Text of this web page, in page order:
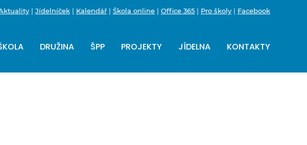
| Jídelníček | Kalendář | Škola online | Office 365 | Pro školy | Facebook
DRUŽINA ŠPP PROJEKTY JÍDELNA KONTAKTY